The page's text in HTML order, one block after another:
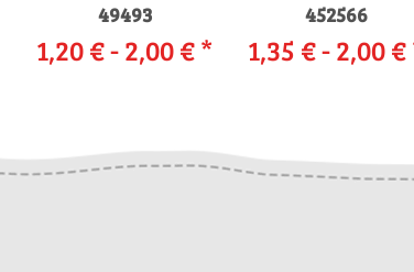
49493
1,20 € -2,00 €*
452566
1,35 € -2,00 €